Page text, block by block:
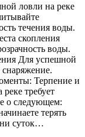
ловли на реке
течения воды.
скопления
воды.
Для успешной
Терпение и
требует
о следующем:
терять
суток…